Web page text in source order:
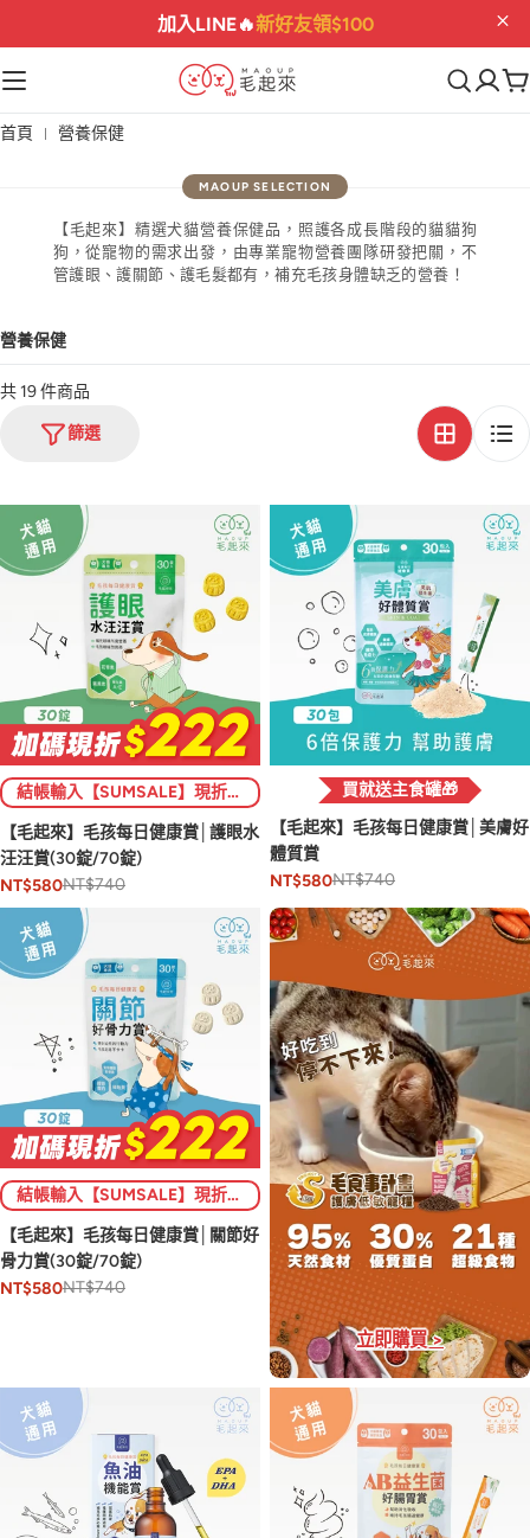
加入LINE🔥新好友領$100
購
物
首頁 營養保健
【毛起來】精選犬貓營養保健品，照護各成長階段的貓貓狗
狗，從寵物的需求出發，由專業寵物營養團隊研發把關，不
管護眼、護關節、護毛髮都有，補充毛孩身體缺乏的營養！
營養保健
共 19 件商品
篩選
結帳輸入【SUMSALE】現折$222 (限1次)💥
【毛起來】毛孩每日健康賞│護眼水
汪汪賞(30錠/70錠)
NT$580NT$740
買就送主食罐🎁
【毛起來】毛孩每日健康賞│美膚好
體質賞
NT$580NT$740
結帳輸入【SUMSALE】現折$222 (限1次)💥
【毛起來】毛孩每日健康賞│關節好
骨力賞(30錠/70錠)
NT$580NT$740
立即購買 >